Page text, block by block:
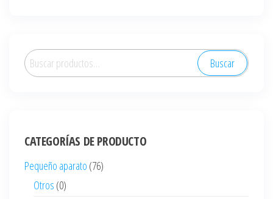
Buscar
por:
Buscar
CATEGORÍAS DE PRODUCTO
Pequeño aparato (76)
Otros (0)